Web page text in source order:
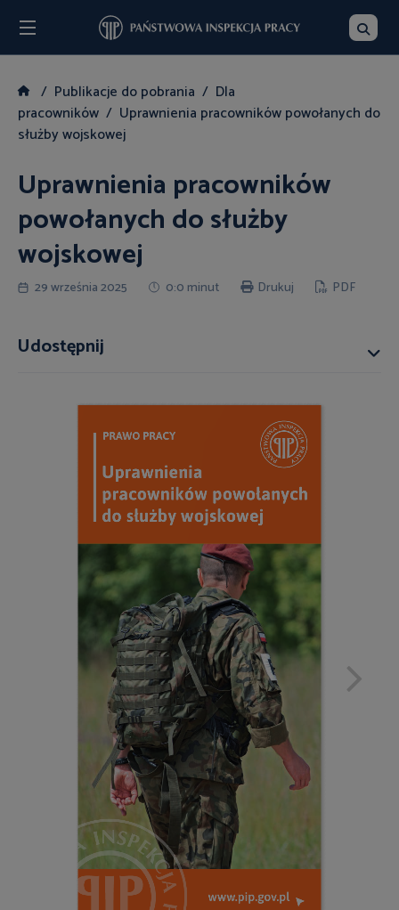
Publikacje do pobrania
Dla
pracowników
Uprawnienia pracowników powołanych do
służby wojskowej
Uprawnienia pracowników
powołanych do służby
wojskowej
29 września 2025 0:0 minut Drukuj PDF
Udostępnij
Szukaj